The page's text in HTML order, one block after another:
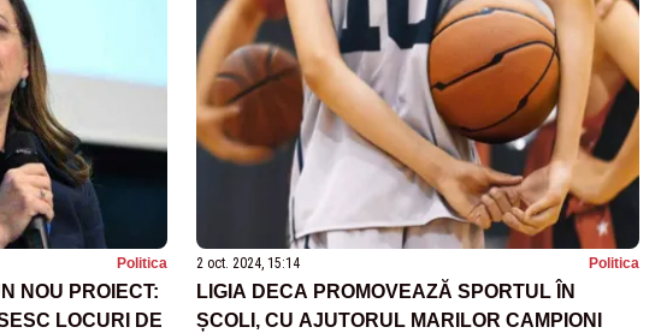
Politica
NOU PROIECT:
LOCURI DE
2 oct. 2024, 15:14 Politica
LIGIA DECA PROMOVEAZĂ SPORTUL ÎN
ȘCOLI, CU AJUTORUL MARILOR CAMPIONI